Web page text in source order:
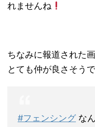
れませんね
ちなみに報道された
とても仲が良さそう
#フェンシングな